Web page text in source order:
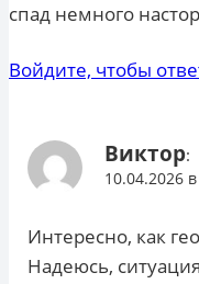
спад немного
Войдите, чтобы
Виктор:
10.04.2026
Интересно, как
Надеюсь,